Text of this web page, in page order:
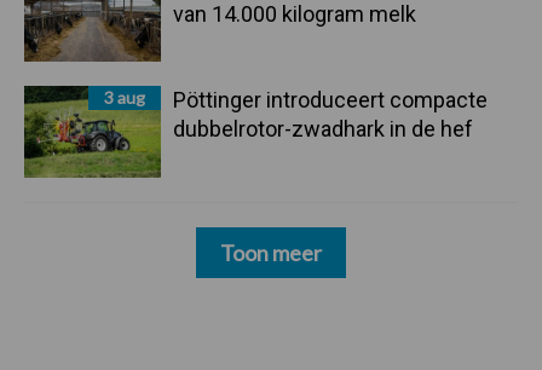
van 14.000 kilogram melk
3 aug
Pöttinger introduceert compacte
dubbelrotor-zwadhark in de hef
Toon meer